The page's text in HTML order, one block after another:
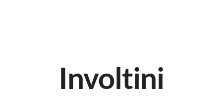
Involtini